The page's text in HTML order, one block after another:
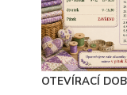
OTEVÍRACÍ